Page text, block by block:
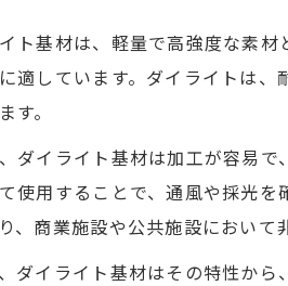
ト基材は、軽量で高強度な素
適しています。ダイライトは
す。
ダイライト基材は加工が容易
使用することで、通風や採光
、商業施設や公共施設において
ダイライト基材はその特性か